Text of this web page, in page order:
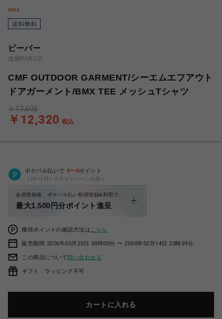
ビーバー
池袋PARCO
CMF OUTDOOR GARMENT/シーエムエフアウト
ドアガーメント/BMX TEE メッシュTシャツ
￥12,320 税込
￥17,600
ポケパル払いで 0〜0ポイント
（1P=1円）※キャンペーン分除く
会員登録後、ポケパル払い初回登録&利用で
最大1,500円分ポイント進呈
獲得ポイントの確認方法は こちら
販売期間 2026年05月23日 00時00分 〜 2050年02月14日 23時59分
この商品について問い合わせる
ギフト：ラッピング不可
カートに入れる